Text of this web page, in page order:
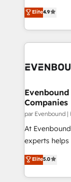
2️⃣ AIエージェント組織構築 営業・マーケティング業務
の一部をAIが
DX × AI推進の
の統合・浸透・変
計・構築：リ
提供。 ▸ 既
Marketo・
データ移行と
thinkers. We
ideas,
experiences.
and—most
products and
difference.
Elite4.9
Companies
par Evenbound
At
experts
achieve real
tailored
HubSpot’s
Elite5.0